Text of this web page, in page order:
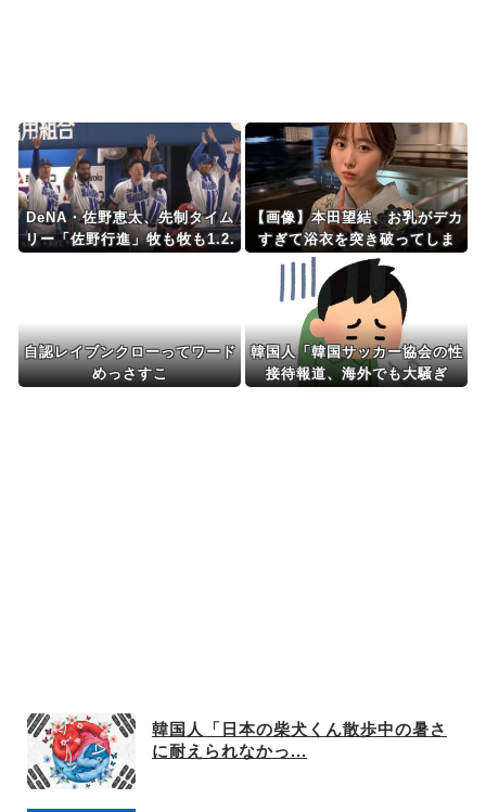
Powered by livedoor 相互RSS
DeNA・佐野恵太、先制タイム
リー「佐野行進」牧も牧も1.2.
【画像】本田望結、お乳がデカ
すぎて浴衣を突き破ってしま
う…
自認レイブンクローってワード
めっさすこ
韓国人「韓国サッカー協会の性
接待報道、海外でも大騒ぎ
韓国人「日本の柴犬くん散歩中の暑さ
に耐えられなかっ...